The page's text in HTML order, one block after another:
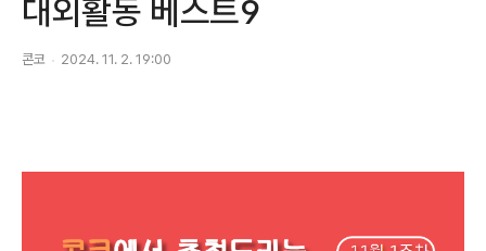
대외활동 베스트9
콘코 2024. 11. 2. 19:00